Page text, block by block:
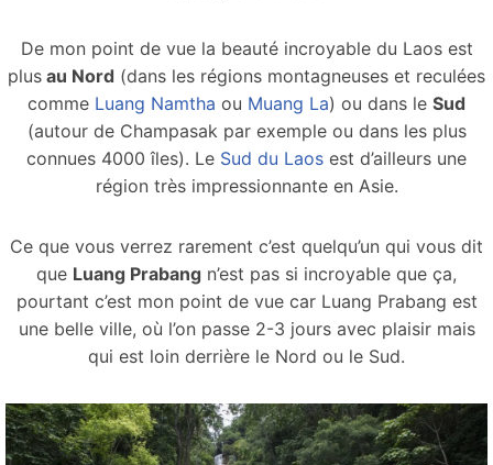
De mon point de vue la beauté incroyable du Laos est
plus au Nord (dans les régions montagneuses et reculées
comme Luang Namtha ou Muang La) ou dans le Sud
(autour de Champasak par exemple ou dans les plus
connues 4000 îles). Le Sud du Laos est d’ailleurs une
région très impressionnante en Asie.
Ce que vous verrez rarement c’est quelqu’un qui vous dit
que Luang Prabang n’est pas si incroyable que ça,
pourtant c’est mon point de vue car Luang Prabang est
une belle ville, où l’on passe 2-3 jours avec plaisir mais
qui est loin derrière le Nord ou le Sud.